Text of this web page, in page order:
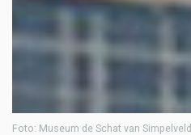
Foto: Museum de Schat van Simpelveld